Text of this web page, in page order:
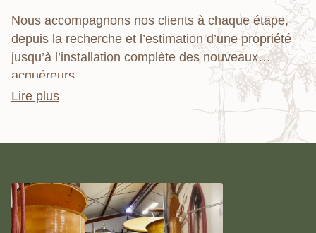
Nous accompagnons nos clients à chaque étape,
depuis la recherche et l’estimation d’une propriété
jusqu’à l’installation complète des nouveaux
acquéreurs.